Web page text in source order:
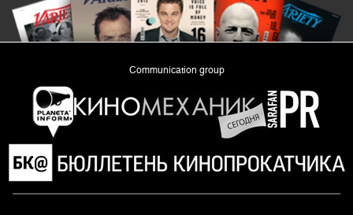
Communication group
«Planeta Inform»